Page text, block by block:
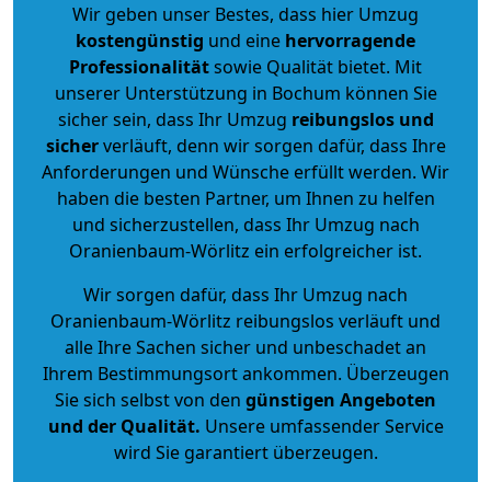
Wir geben unser Bestes, dass hier Umzug
kostengünstig und eine hervorragende
Professionalitätsowie Qualität bietet. Mit
unserer Unterstützung in Bochum können Sie
sicher sein, dass Ihr Umzug reibungslos und
sicherverläuft, denn wir sorgen dafür, dass Ihre
Anforderungen und Wünsche erfüllt werden. Wir
haben die besten Partner, um Ihnen zu helfen
und sicherzustellen, dass Ihr Umzug nach
Oranienbaum-Wörlitz ein erfolgreicher ist.
Wir sorgen dafür, dass Ihr Umzug nach
Oranienbaum-Wörlitz reibungslos verläuft und
alle Ihre Sachen sicher und unbeschadet an
Ihrem Bestimmungsort ankommen. Überzeugen
Sie sich selbst von den günstigen Angeboten
und der Qualität. Unsere umfassender Service
wird Sie garantiert überzeugen.